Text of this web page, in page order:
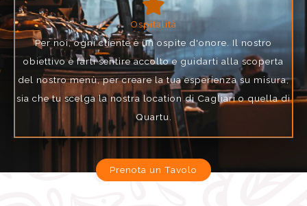
Ospitalità
Per noi, ogni cliente è un ospite d'onore. Il nostro
obiettivo è farti sentire accolto e guidarti alla scoperta
del nostro menù, per creare la tua esperienza su misura,
sia che tu scelga la nostra location di Cagliari o quella di
Quartu.
Prenota un Tavolo